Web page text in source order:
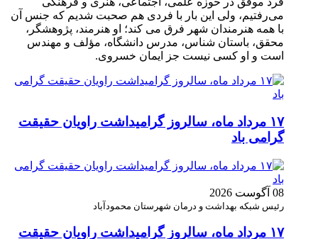
می‌رفتیم، ولی این بار با فردی هم صحبت شدیم که جنس آن
با همه هنرمندان شهر فرق می کند؛ او هنرمند، پژوهشگر،
محقق، باستان شناس، مدرس دانشگاه، مؤلف و مهندس
است و او کسی نیست جز ایمان خسروی.
۱۷ مرداد ماه، سالروز گرامیداشت راویان حقیقت
گرامی باد
08 آگوست 2026
رئیس شبکه بهداشت و درمان شهرستان محمودآباد
۱۷ مرداد ماه، سالروز گرامیداشت راویان حقیقت